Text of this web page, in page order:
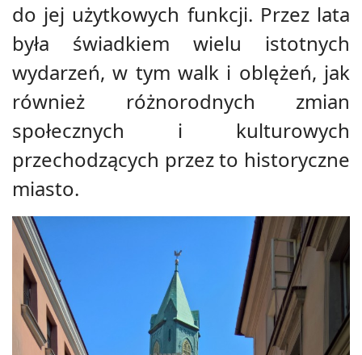
do jej użytkowych funkcji. Przez lata
była świadkiem wielu istotnych
wydarzeń, w tym walk i oblężeń, jak
również różnorodnych zmian
społecznych i kulturowych
przechodzących przez to historyczne
miasto.